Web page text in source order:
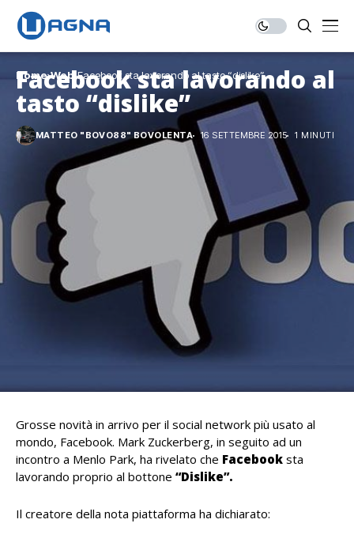
Home Web Facebook sta lavorando al tasto “dislike”
Facebook sta lavorando al
tasto “dislike”
MATTEO "BOVO88" BOVOLENTA 16 SETTEMBRE 2015 1 MINUTI
Grosse novità in arrivo per il social network più usato al
mondo, Facebook. Mark Zuckerberg, in seguito ad un
incontro a Menlo Park, ha rivelato che Facebook sta
lavorando proprio al bottone “Dislike”.
Il creatore della nota piattaforma ha dichiarato: